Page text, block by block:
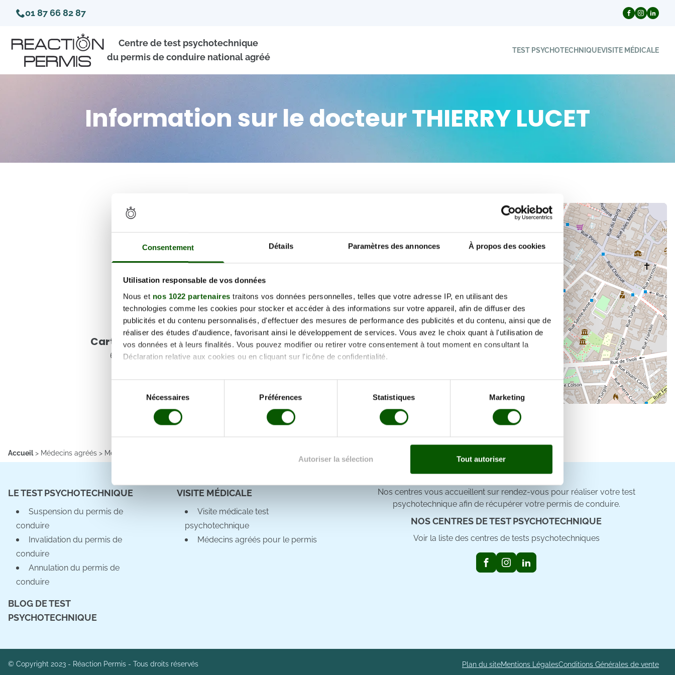
Consentement Détails Paramètres des annonces À propos des cookies
Utilisation responsable de vos données
Nous et nos 1022 partenaires traitons vos données personnelles, telles que votre adresse IP, en utilisant des
technologies comme les cookies pour stocker et accéder à des informations sur votre appareil, afin de diffuser des
publicités et du contenu personnalisés, d'effectuer des mesures de performance des publicités et du contenu, ainsi que de
réaliser des études d’audience, favorisant ainsi le développement de services. Vous avez le choix quant à l'utilisation de
vos données et à leurs finalités. Vous pouvez modifier ou retirer votre consentement à tout moment en consultant la
Déclaration relative aux cookies ou en cliquant sur l'icône de confidentialité.
Si vous le permettez, nous aimerions également :
Collecter des informations sur votre localisation géographique qui peuvent être précises à plusieurs mètres près
digitales).
. Vous pouvez modifier ou retirer votre consentement à tout moment à partir de la déclaration sur les cookies.
partenaires de médias sociaux, de publicité et d'analyse, qui peuvent combiner celles-ci avec d'autres informations que
vous leur avez fournies ou qu'ils ont collectées lors de votre utilisation de leurs services.
consentement
Nécessaires Préférences Statistiques Marketing
Autoriser la sélection Tout autoriser
01 87 66 82 87
Centre de test psychotechnique
du permis de conduire national agréé
TEST PSYCHOTECHNIQUEVISITE MÉDICALE
Information sur le docteur THIERRY LUCET
Voir les coordonnées
Carte et informations d'accès
6 Rue Crébillon, 21027 Dijon
×
−
Accueil> Médecins agréés > Médecins agréés
LE TEST PSYCHOTECHNIQUE
Suspension du permis de
conduire
Invalidation du permis de
conduire
Annulation du permis de
conduire
BLOG DE TEST
PSYCHOTECHNIQUE
VISITE MÉDICALE
Visite médicale test
psychotechnique
Médecins agréés pour le permis
Nos centres vous accueillent sur rendez-vous pour réaliser votre test
psychotechnique afin de récupérer votre permis de conduire.
NOS CENTRES DE TEST PSYCHOTECHNIQUE
Voir la liste des centres de tests psychotechniques
© Copyright 2023 - Réaction Permis - Tous droits réservés Plan du siteMentions LégalesConditions Générales de vente